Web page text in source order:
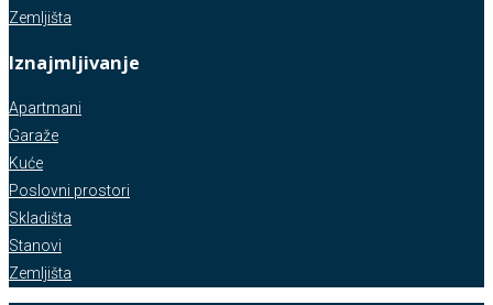
Zemljišta
Iznajmljivanje
Apartmani
Garaže
Kuće
Poslovni prostori
Skladišta
Stanovi
Zemljišta